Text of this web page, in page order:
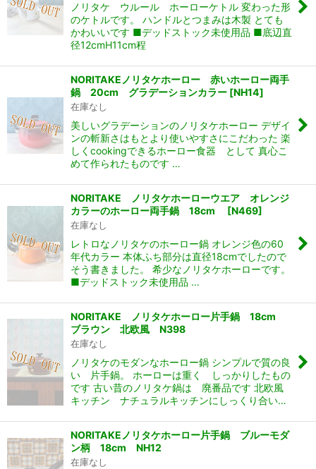
ノリタケ ウルール ホーローケトル 変わった形
のケトルです。 ハンドルとつまみは木製 とても
かわいいです ■デッドストック未使用品 ■底辺直
径12cmH11cm程
NORITAKEノリタケホーロー 赤いホーロー両手
鍋 20cm グラデーションカラー [NH14]
在庫なし
美しいグラデーションのノリタケホーロー デザイ
ンの斬新さはもとより使いやすさにこだわった 楽
しくcookingできるホーロー食器 として 真心こ
めて作られたものです …
NORITAKE ノリタケホーローウエア オレンジ
カラーのホーロー両手鍋 18cm
[N469]
在庫なし
レトロなノリタケのホーロー鍋 オレンジ色の60
年代カラー 本体ふち部分は直径18cmでしたので
そう書きました。 希少なノリタケホーローです。
■デッドストック未使用品 …
NORITAKE ノリタケホーロー片手鍋 18cm
ブラウン 北欧風 N398
在庫なし
ノリタケのモダンなホーロー鍋 シンプルで質の良
い 片手鍋。 ホーローは重く しっかりしたもの
です 古い昔のノリタケ鍋は 廃番品です 北欧風
キッチン ナチュラルキッチンにしっくり合い…
NORITAKEノリタケホーロー片手鍋 ブルーモダ
ン柄 18cm NH12
在庫なし